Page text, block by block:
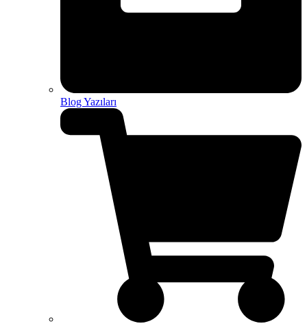
Blog Yazıları